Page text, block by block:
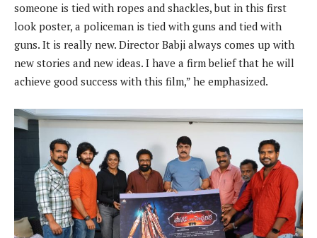
someone is tied with ropes and shackles, but in this first
look poster, a policeman is tied with guns and tied with
guns. It is really new. Director Babji always comes up with
new stories and new ideas. I have a firm belief that he will
achieve good success with this film,” he emphasized.